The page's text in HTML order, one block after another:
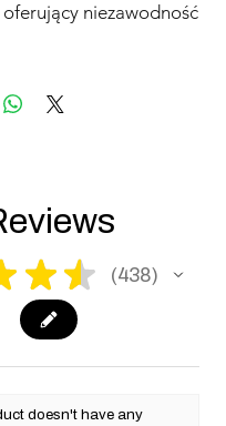
niezawodność
★ ★ 438
438
doesn't have any